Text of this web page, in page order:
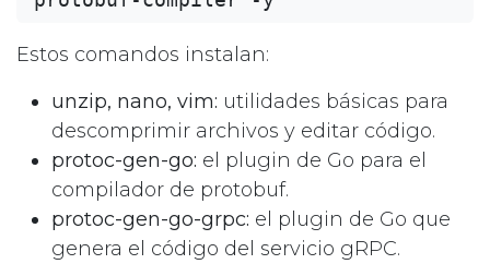
Estos comandos instalan:
unzip, nano, vim: utilidades básicas para
descomprimir archivos y editar código.
protoc-gen-go: el plugin de Go para el
compilador de protobuf.
protoc-gen-go-grpc: el plugin de Go que
genera el código del servicio gRPC.